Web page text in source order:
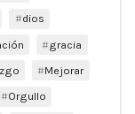
dios
gracia
Mejorar
Orgullo